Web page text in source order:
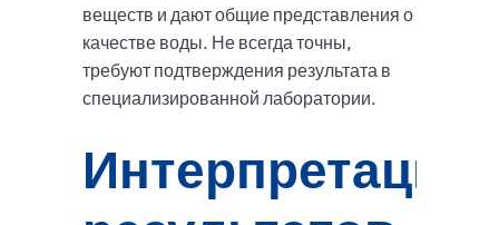
веществ и дают общие представления о
качестве воды. Не всегда точны,
требуют подтверждения результата в
специализированной лаборатории.
Интерпретация